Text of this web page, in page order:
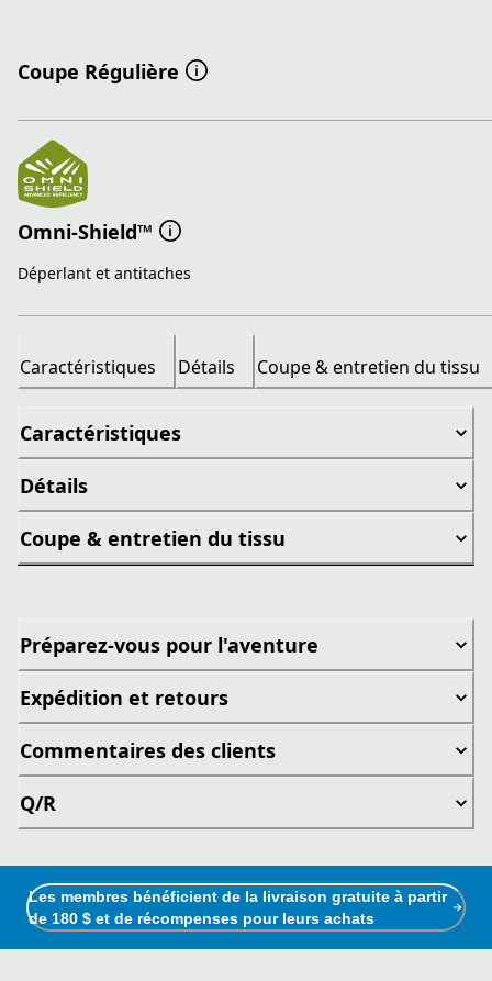
Coupe Régulière
Omni-Shield™
Déperlant et antitaches
Caractéristiques Détails Coupe & entretien du tissu
Caractéristiques
Détails
Coupe & entretien du tissu
Préparez-vous pour l'aventure
Expédition et retours
Commentaires des clients
Q/R
Les membres bénéficient de la livraison gratuite à partir
de 180 $ et de récompenses pour leurs achats